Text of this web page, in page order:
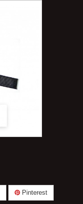
Pinterest